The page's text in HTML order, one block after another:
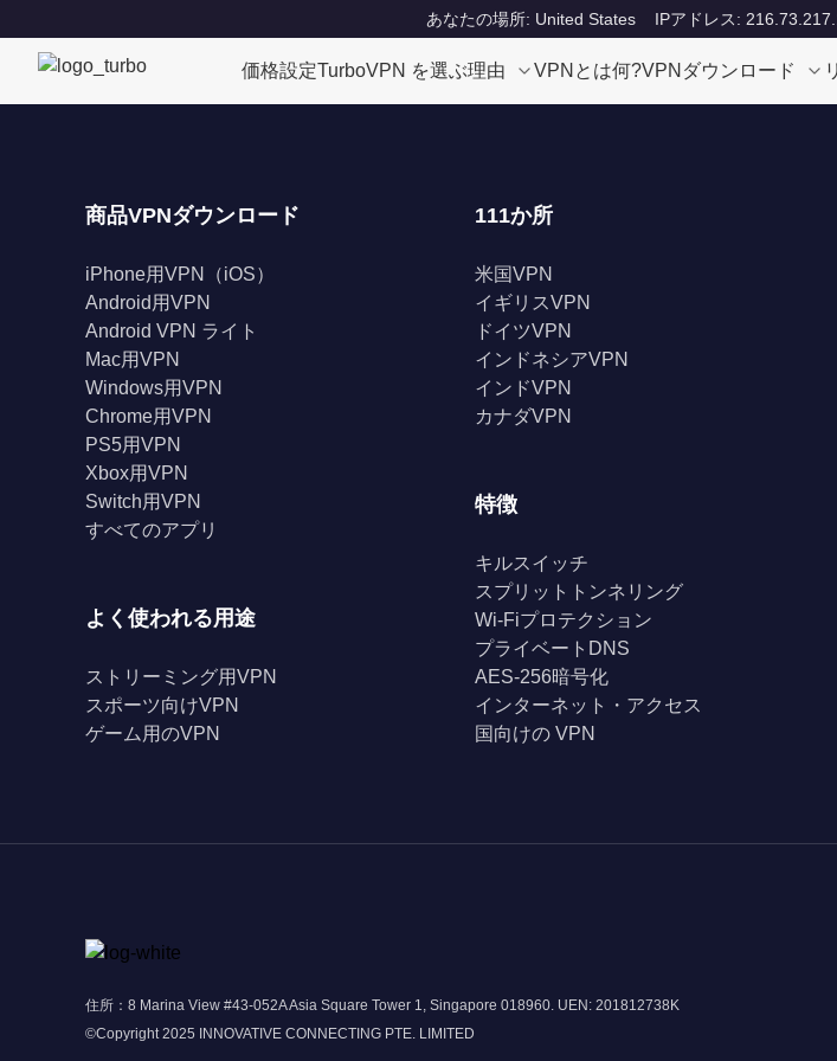
あなたの場所: United States IPアドレス:
価格設定TurboVPN を選ぶ理由 VPNとは何?VPNダウンロード
商品VPNダウンロード
iPhone用VPN（iOS）
Android用VPN
Android VPN ライト
Mac用VPN
Windows用VPN
Chrome用VPN
PS5用VPN
Xbox用VPN
Switch用VPN
すべてのアプリ
よく使われる用途
ストリーミング用VPN
スポーツ向けVPN
ゲーム用のVPN
111か所
米国VPN
イギリスVPN
ドイツVPN
インドネシアVPN
インドVPN
カナダVPN
特徴
キルスイッチ
スプリットトンネリング
Wi-Fiプロテクション
プライベートDNS
AES-256暗号化
インターネット・アクセス
国向けの VPN
住所：8 Marina View #43-052A Asia Square Tower 1, Singapore 018960. UEN: 201812738K
©Copyright 2025 INNOVATIVE CONNECTING PTE. LIMITED